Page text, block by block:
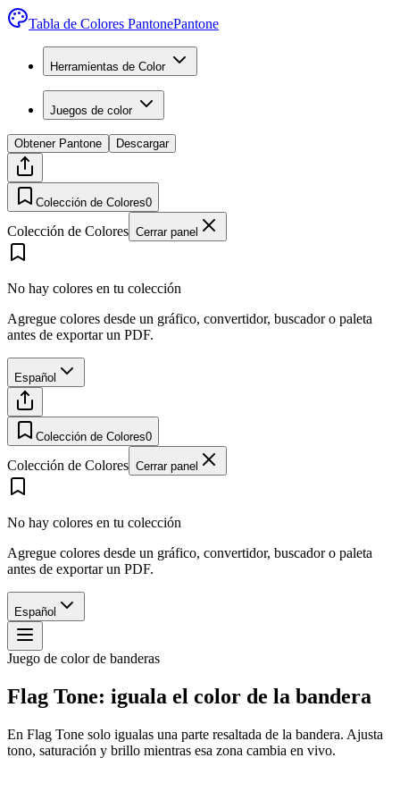
Tabla de Colores PantonePantone
Herramientas de Color
Juegos de color
Obtener Pantone Descargar
Colección de Colores0
Colección de Colores Cerrar panel
No hay colores en tu colección
Agregue colores desde un gráfico, convertidor, buscador o paleta
antes de exportar un PDF.
Español
Colección de Colores0
Colección de Colores Cerrar panel
No hay colores en tu colección
Agregue colores desde un gráfico, convertidor, buscador o paleta
antes de exportar un PDF.
Español
Juego de color de banderas
Flag Tone: iguala el color de la bandera
En Flag Tone solo igualas una parte resaltada de la bandera. Ajusta
tono, saturación y brillo mientras esa zona cambia en vivo.